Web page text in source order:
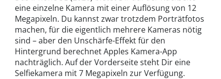
eine einzelne Kamera mit einer Auflösung von 12
Megapixeln. Du kannst zwar trotzdem Porträtfotos
machen, für die eigentlich mehrere Kameras nötig
sind – aber den Unschärfe-Effekt für den
Hintergrund berechnet Apples Kamera-App
nachträglich. Auf der Vorderseite steht Dir eine
Selfiekamera mit 7 Megapixeln zur Verfügung.